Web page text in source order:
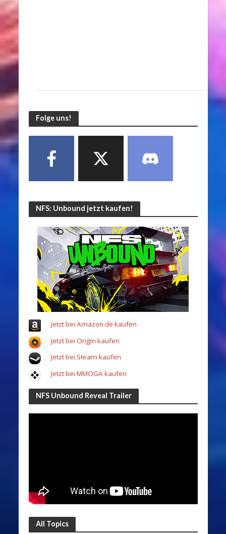
Folge uns!
NFS: Unbound jetzt kaufen!
Jetzt bei Amazon.de kaufen
Jetzt bei Origin kaufen
Jetzt bei Steam kaufen
Jetzt bei MMOGA kaufen
NFS Unbound Reveal Trailer
All Topics